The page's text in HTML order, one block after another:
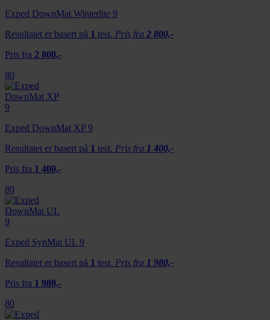
Exped DownMat Winterlite 9
Resultatet er basert på 1 test. Pris fra 2 800,-
Pris fra 2 800,-
80
Exped DownMat XP 9
Resultatet er basert på 1 test. Pris fra 1 400,-
Pris fra 1 400,-
80
Exped SynMat UL 9
Resultatet er basert på 1 test. Pris fra 1 980,-
Pris fra 1 980,-
80